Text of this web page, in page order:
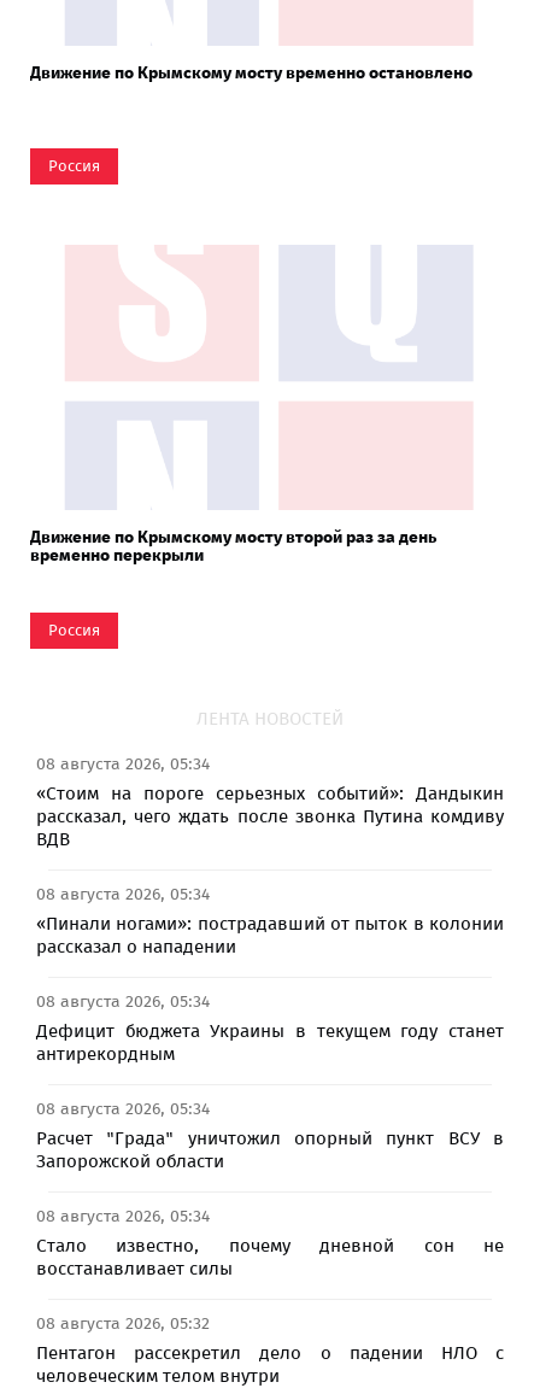
Движение по Крымскому мосту временно остановлено
Россия
Движение по Крымскому мосту второй раз за день
временно перекрыли
Россия
ЛЕНТА НОВОСТЕЙ
08 августа 2026, 05:34
«Стоим на пороге серьезных событий»: Дандыкин
рассказал, чего ждать после звонка Путина комдиву
ВДВ
08 августа 2026, 05:34
«Пинали ногами»: пострадавший от пыток в колонии
рассказал о нападении
08 августа 2026, 05:34
Дефицит бюджета Украины в текущем году станет
антирекордным
08 августа 2026, 05:34
Расчет "Града" уничтожил опорный пункт ВСУ в
Запорожской области
08 августа 2026, 05:34
Стало известно, почему дневной сон не
восстанавливает силы
08 августа 2026, 05:32
Пентагон рассекретил дело о падении НЛО с
человеческим телом внутри